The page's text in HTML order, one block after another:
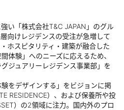
い「株式会社T&C JAPAN」のグル
向けレジデンスの受注が急増して
ホスピタリティ・建築が融合した
体験」へのニーズに応えるため、
ジュアリーレジデンス事業部」を
験をデザインする」をビジョンに掲
RESIDENCE）、および保養所や投
）の2領域に注力。国内外のプロ